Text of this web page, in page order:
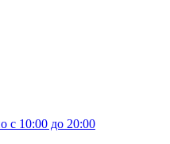
с 10:00 до 20:00